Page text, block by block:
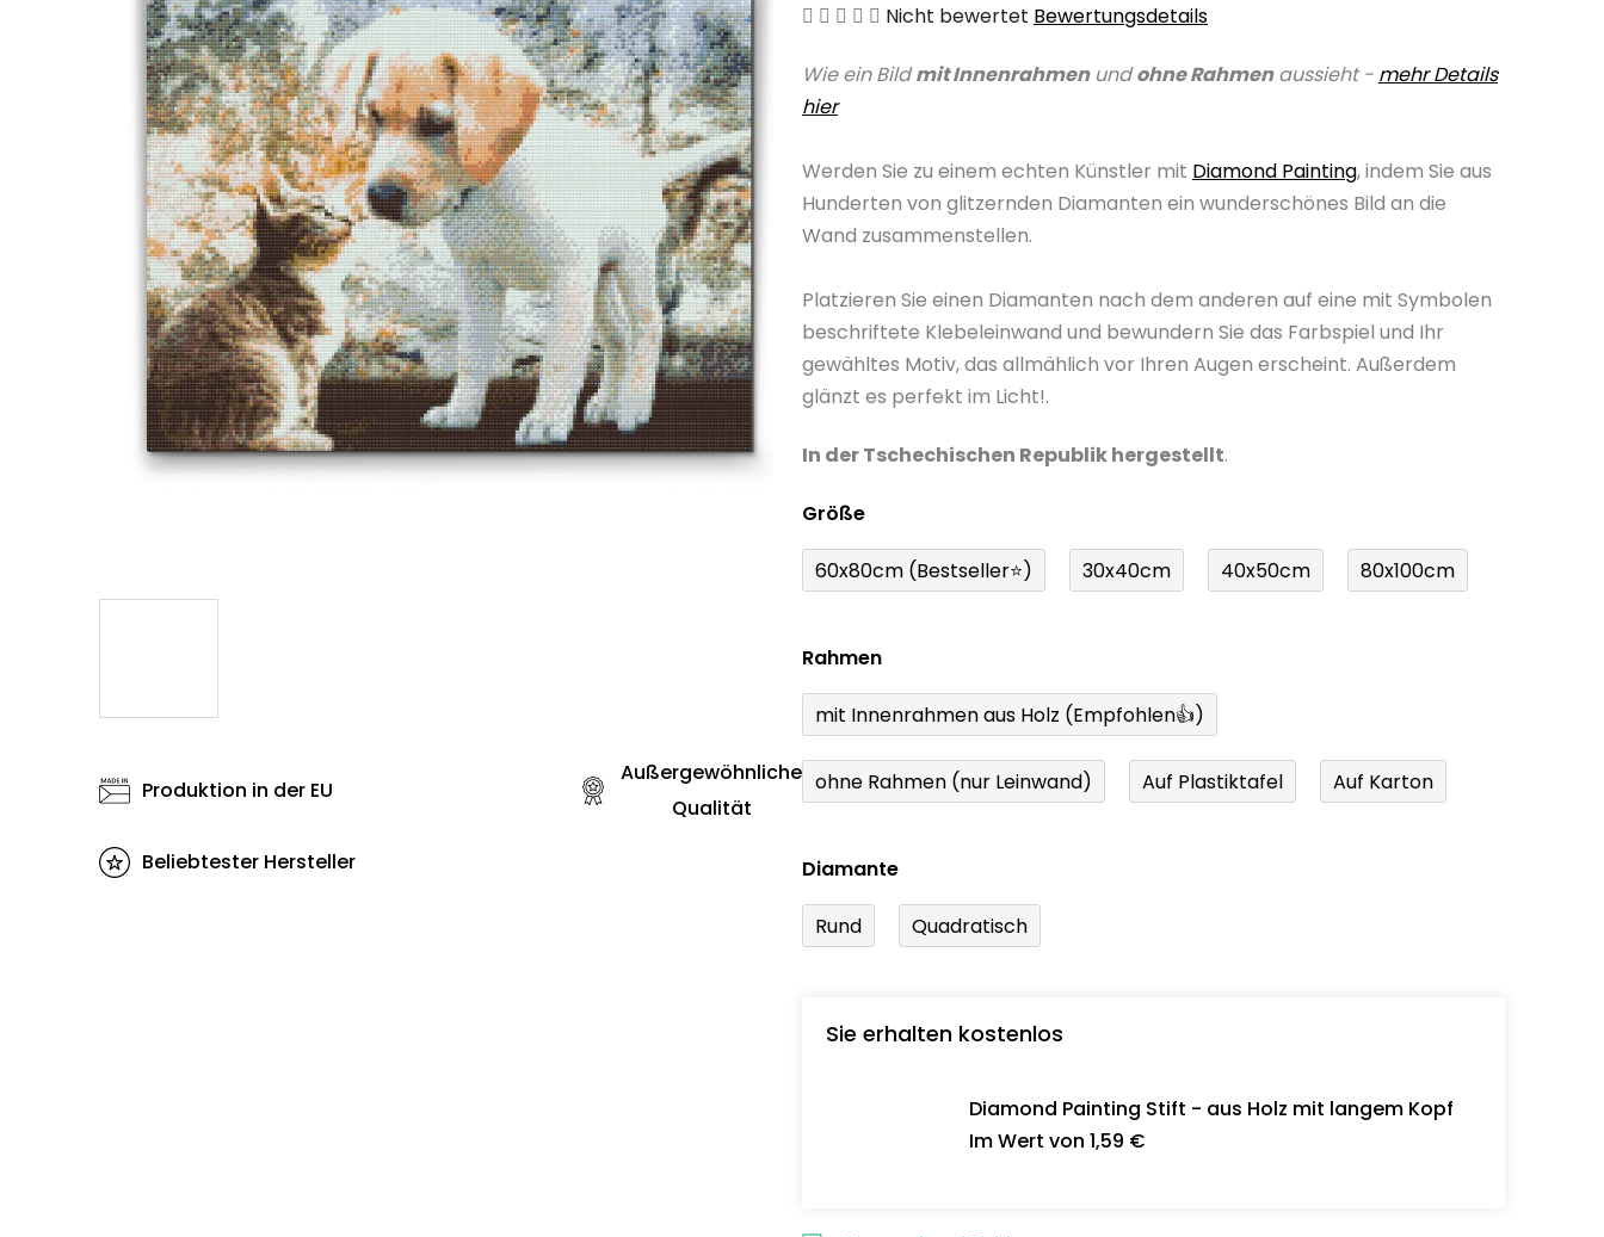
Die
Produktbewertung
von
5
Sternen.
Nicht bewertet Bewertungsdetails
Wie ein Bildmit Innenrahmenundohne Rahmenaussieht - mehr Details
hier
Werden Sie zu einem echten Künstler mit Diamond Painting, indem Sie aus
Hunderten von glitzernden Diamanten ein wunderschönes Bild an die
Wand zusammenstellen.
Platzieren Sie einen Diamanten nach dem anderen auf eine mit Symbolen
beschriftete Klebeleinwand und bewundern Sie das Farbspiel und Ihr
gewähltes Motiv, das allmählich vor Ihren Augen erscheint. Außerdem
glänzt es perfekt im Licht!.
In der Tschechischen Republik hergestellt.
Größe
60x80cm (Bestseller⭐) 30x40cm 40x50cm 80x100cm
Rahmen
mit Innenrahmen aus Holz (Empfohlen👍)
ohne Rahmen (nur Leinwand) Auf Plastiktafel Auf Karton
Diamante
Rund Quadratisch
Sie erhalten kostenlos
Diamond Painting Stift - aus Holz mit langem Kopf
Im Wert von 1,59 €
Produktion in der EU
Außergewöhnliche
Qualität
Beliebtester Hersteller